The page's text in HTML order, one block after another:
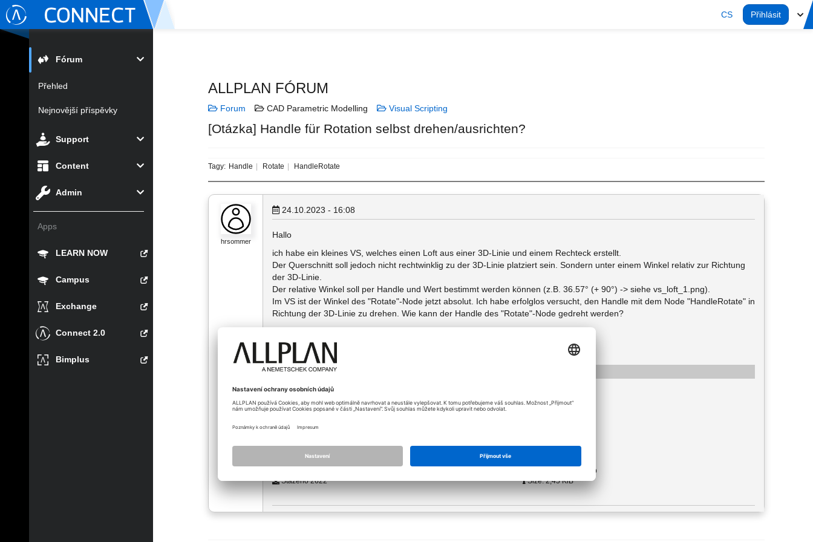
CS Přihlásit
Fórum
Přehled
Nejnovější příspěvky
Support
Content
Admin
Apps
LEARN NOW
Campus
Exchange
Connect 2.0
Bimplus
ALLPLAN FÓRUM
Forum CAD Parametric Modelling Visual Scripting
[Otázka] Handle für Rotation selbst drehen/ausrichten?
Tagy: Handle Rotate HandleRotate
hrsommer
24.10.2023 - 16:08
Hallo
ich habe ein kleines VS, welches einen Loft aus einer 3D-Linie und einem Rechteck erstellt.
Der Querschnitt soll jedoch nicht rechtwinklig zu der 3D-Linie platziert sein. Sondern unter einem Winkel relativ zur Richtung
der 3D-Linie.
Der relative Winkel soll per Handle und Wert bestimmt werden können (z.B. 36.57° (+ 90°) -> siehe vs_loft_1.png).
Im VS ist der Winkel des "Rotate"-Node jetzt absolut. Ich habe erfolglos versucht, den Handle mit dem Node "HandleRotate" in
Richtung der 3D-Linie zu drehen. Wie kann der Handle des "Rotate"-Node gedreht werden?
Hansruedi
Přílohy (3)
vs_loft_1.png
Staženo 66
Type: application/zip
Staženo 2622
Size: 2,45 KiB